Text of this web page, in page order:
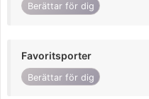
Berättar för dig
Favoritsporter
Berättar för dig